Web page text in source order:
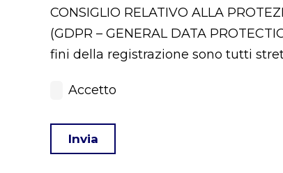
CONSIGLIO RELATIVO ALLA
(GDPR – GENERAL DATA
fini della registrazione sono tutti
Accetto
Invia